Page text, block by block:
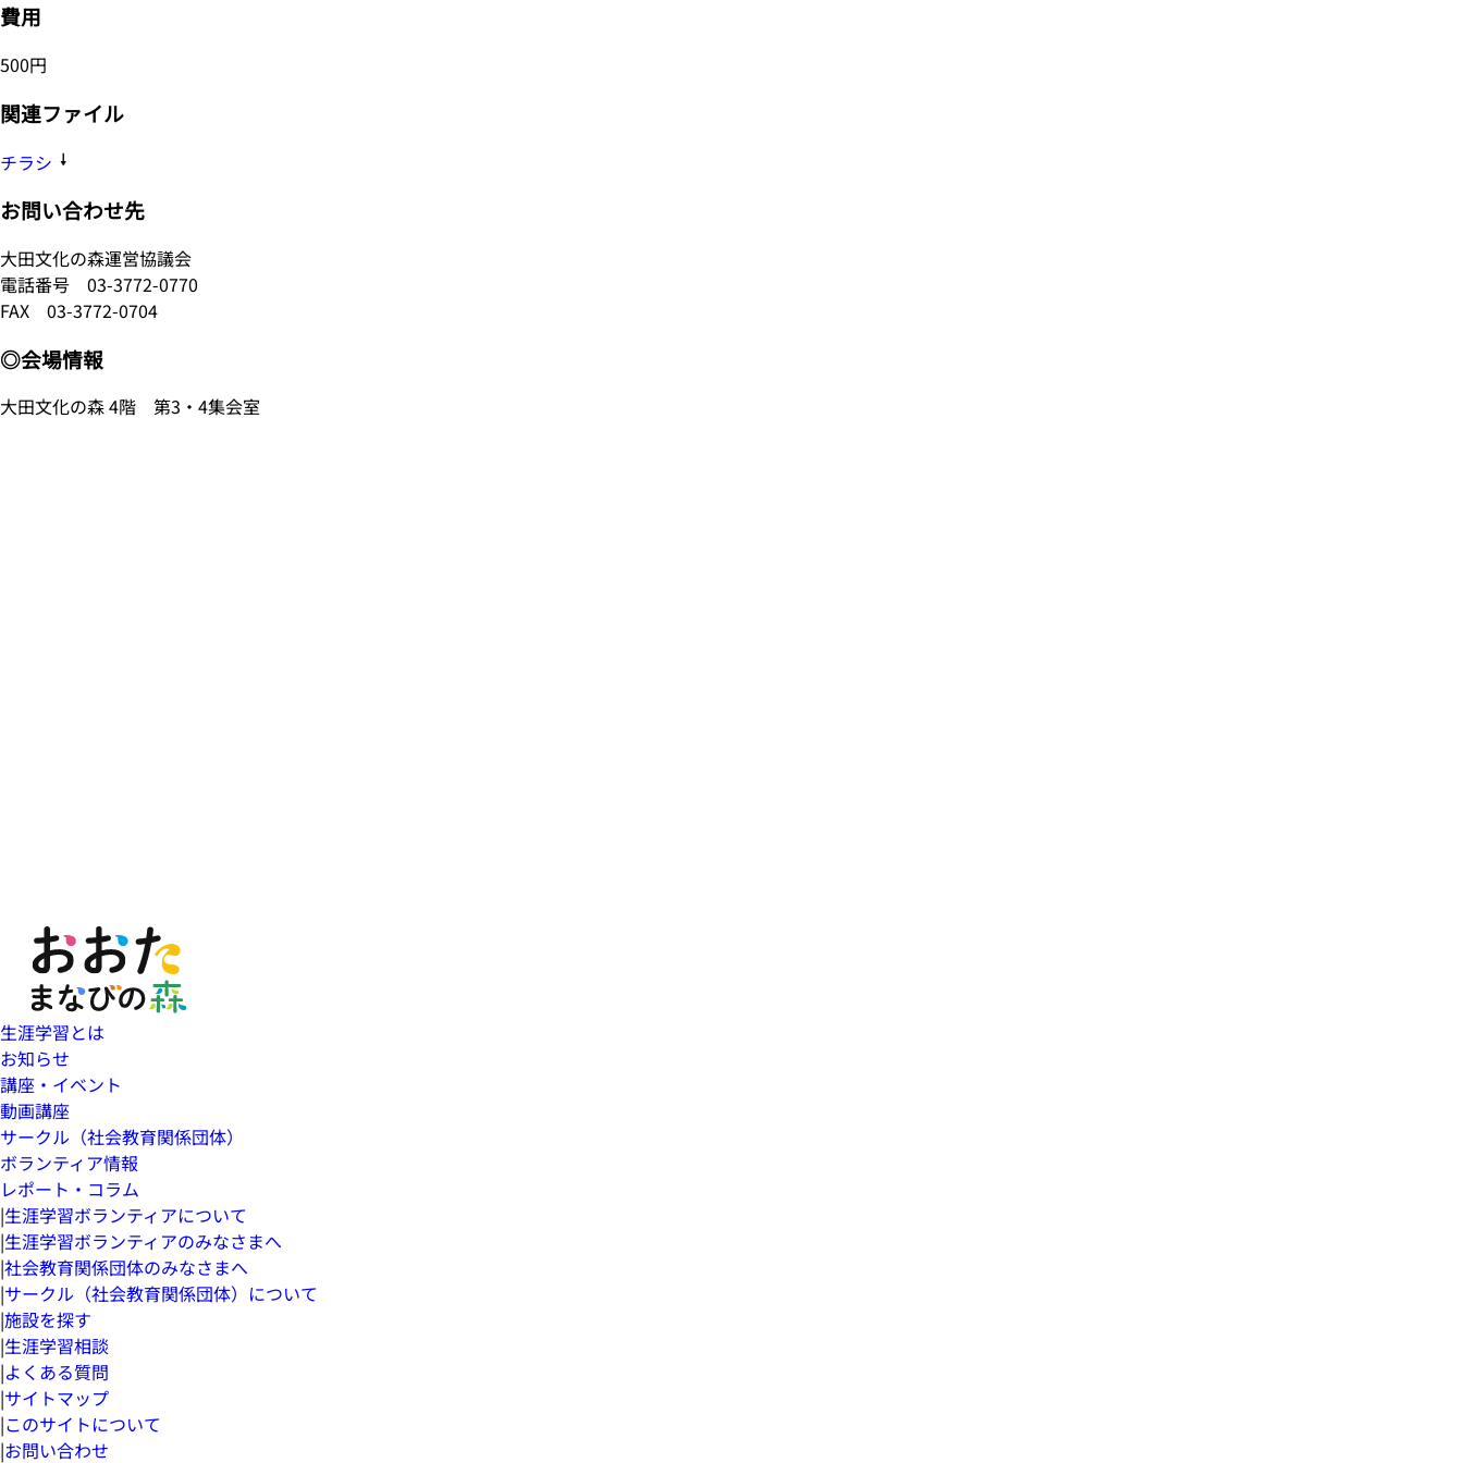
費用
500円
関連ファイル
チラシ
お問い合わせ先
大田文化の森運営協議会
電話番号 03-3772-0770
FAX 03-3772-0704
◎会場情報
大田文化の森 4階 第3・4集会室
生涯学習とは
お知らせ
講座・イベント
動画講座
サークル（社会教育関係団体）
ボランティア情報
レポート・コラム
|生涯学習ボランティアについて
|生涯学習ボランティアのみなさまへ
|社会教育関係団体のみなさまへ
|サークル（社会教育関係団体）について
|施設を探す
|生涯学習相談
|よくある質問
|サイトマップ
|このサイトについて
|お問い合わせ